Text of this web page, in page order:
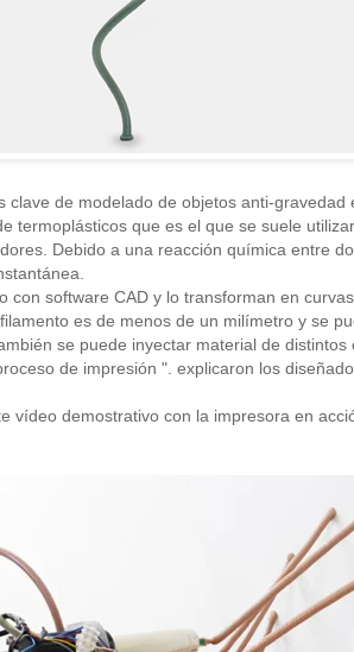
clave de modelado de objetos anti-gravedad
termoplásticos que es el que se suele
Debido a una reacción química entre
con software CAD y lo transforman en
es de menos de un milímetro y se
se puede inyectar material de
de impresión ". explicaron los
vídeo demostrativo con la impresora en